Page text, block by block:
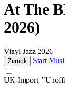
At The
2026)
Vinyl Jazz 2026
Zurück Start
UK-Import,